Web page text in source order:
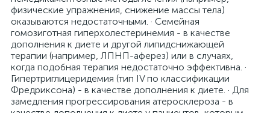
физические упражнения, снижение массы тела)
оказываются недостаточными. · Семейная
гомозиготная гиперхолестеринемия - в качестве
дополнения к диете и другой липидснижающей
терапии (например, ЛПНП-аферез) или в случаях,
когда подобная терапия недостаточно эффективна. ·
Гипертриглицеридемия (тип IV по классификации
Фредриксона) - в качестве дополнения к диете. · Для
замедления прогрессирования атеросклероза - в